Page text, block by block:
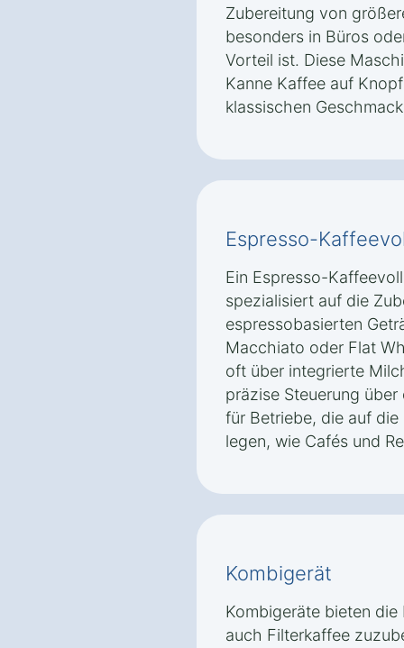
Zubereitung von
besonders in Büros
Vorteil ist. Diese
Kanne Kaffee auf
klassischen
Espresso-
Ein Espresso-
spezialisiert auf die
espressobasierten
Macchiato oder Flat
oft über integrierte
präzise Steuerung
für Betriebe, die auf
legen, wie Cafés und
Kombigerät
Kombigeräte bieten
auch Filterkaffee